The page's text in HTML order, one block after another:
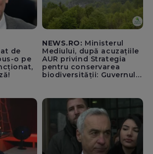
de
o pe
NEWS.RO: Ministerul
Mediului, după acuzațiile
AUR privind Strategia
pentru conservarea
biodiversității: Guvernul a
500.000 de lei/ Costul
total - 373.600 de lei a
acoperit întregul studiu
tehnic, structurat în opt
activită